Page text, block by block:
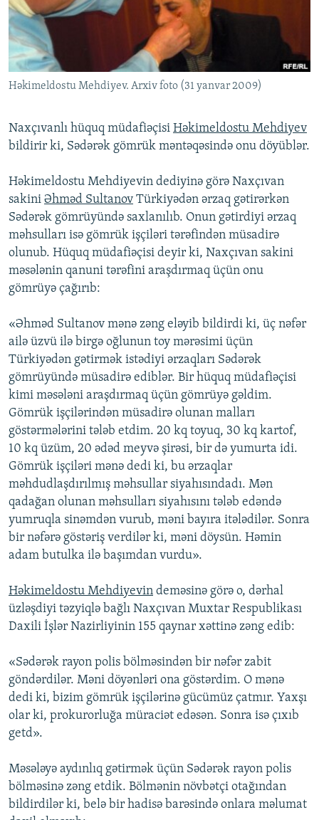
İNFOQRAFIKA
KARIKATURA
AZƏRBAYCAN ƏDƏBIYYATI KITABXANASI
İSLAM VƏ DEMOKRATIYA
İZ - MƏDƏNIYYƏT PROQRAMI
MISSIYAMIZ
PEŞƏ ETIKASI VƏ JURNALISTIKA STANDARTLARIMIZ
MATERIALLARIMIZDAN ISTIFADƏ
AZADLIQRADIOSU MOBIL TELEFONUNUZDA
XƏBƏR BÜLLETENLƏRIMIZ
BIZI IZLƏ
RFE/RL-in bütün saytları
Həkimeldostu Mehdiyev. Arxiv foto (31 yanvar 2009)
Naxçıvanlı hüquq müdafiəçisi Həkimeldostu Mehdiyev
bildirir ki, Sədərək gömrük məntəqəsində onu döyüblər.
Həkimeldostu Mehdiyevin dediyinə görə Naxçıvan
sakini Əhməd Sultanov Türkiyədən ərzaq gətirərkən
Sədərək gömrüyündə saxlanılıb. Onun gətirdiyi ərzaq
məhsulları isə gömrük işçiləri tərəfindən müsadirə
olunub. Hüquq müdafiəçisi deyir ki, Naxçıvan sakini
məsələnin qanuni tərəfini araşdırmaq üçün onu
gömrüyə çağırıb:
«Əhməd Sultanov mənə zəng eləyib bildirdi ki, üç nəfər
ailə üzvü ilə birgə oğlunun toy mərəsimi üçün
Türkiyədən gətirmək istədiyi ərzaqları Sədərək
gömrüyündə müsadirə ediblər. Bir hüquq müdafiəçisi
kimi məsələni araşdırmaq üçün gömrüyə gəldim.
Gömrük işçilərindən müsadirə olunan malları
göstərmələrini tələb etdim. 20 kq toyuq, 30 kq kartof,
10 kq üzüm, 20 ədəd meyvə şirəsi, bir də yumurta idi.
Gömrük işçiləri mənə dedi ki, bu ərzaqlar
məhdudlaşdırılmış məhsullar siyahısındadı. Mən
qadağan olunan məhsulları siyahısını tələb edəndə
yumruqla sinəmdən vurub, məni bayıra itələdilər. Sonra
bir nəfərə göstəriş verdilər ki, məni döysün. Həmin
adam butulka ilə başımdan vurdu».
Həkimeldostu Mehdiyevin deməsinə görə o, dərhal
üzləşdiyi təzyiqlə bağlı Naxçıvan Muxtar Respublikası
Daxili İşlər Nazirliyinin 155 qaynar xəttinə zəng edib:
«Sədərək rayon polis bölməsindən bir nəfər zabit
göndərdilər. Məni döyənləri ona göstərdim. O mənə
dedi ki, bizim gömrük işçilərinə gücümüz çatmır. Yaxşı
olar ki, prokurorluğa müraciət edəsən. Sonra isə çıxıb
getd».
Məsələyə aydınlıq gətirmək üçün Sədərək rayon polis
bölməsinə zəng etdik. Bölmənin növbətçi otağından
bildirdilər ki, belə bir hadisə barəsində onlara məlumat